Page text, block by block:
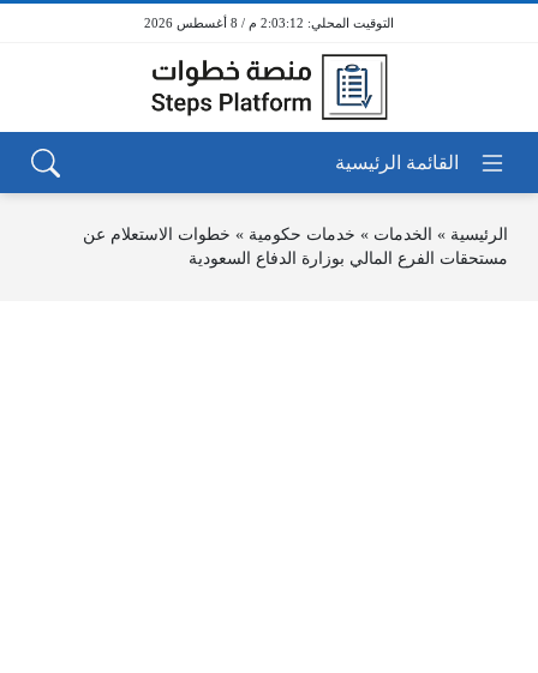
2:03:12 م / 8 أغسطس 2026
الرئيسية » الخدمات » خدمات حكومية » خطوات الاستعلام عن
مستحقات الفرع المالي بوزارة الدفاع السعودية